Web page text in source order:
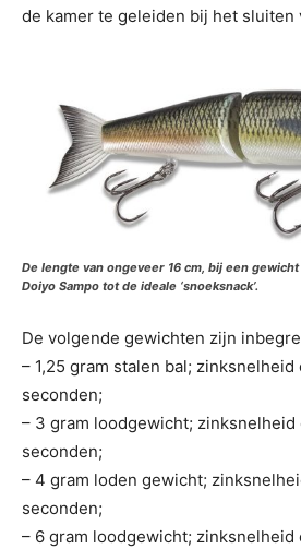
de kamer te geleiden bij het sluiten
De lengte van ongeveer 16 cm, bij een
Doiyo Sampo tot de ideale ‘snoeksnack’.
De volgende gewichten zijn
– 1,25 gram stalen bal; zinksnelheid
seconden;
– 3 gram loodgewicht; zinksnelheid
seconden;
– 4 gram loden gewicht;
seconden;
– 6 gram loodgewicht; zinksnelheid